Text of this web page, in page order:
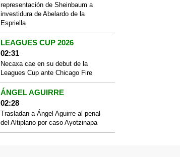
representación de Sheinbaum a
investidura de Abelardo de la
Espriella
LEAGUES CUP 2026
02:31
Necaxa cae en su debut de la
Leagues Cup ante Chicago Fire
ÁNGEL AGUIRRE
02:28
Trasladan a Ángel Aguirre al penal
del Altiplano por caso Ayotzinapa